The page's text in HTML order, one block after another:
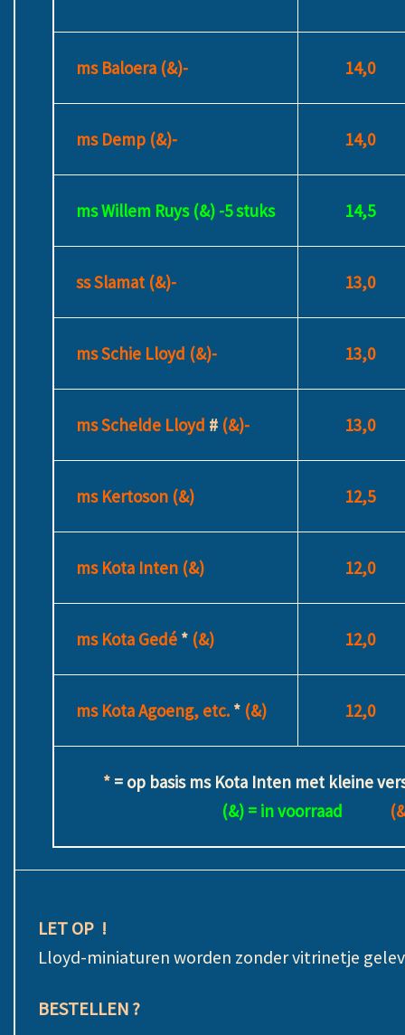
ms Baloera (&)- 14,0
ms Demp (&)- 14,0
ms Willem Ruys (&) -5 stuks 14,5
ss Slamat (&)- 13,0
ms Schie Lloyd (&)- 13,0
ms Schelde Lloyd #(&)- 13,0
ms Kertoson (&) 12,5
ms Kota Inten (&) 12,0
ms Kota Gedé*(&) 12,0
ms Kota Agoeng, etc.*(&) 12,0
* = op basis ms Kota Inten met kleine
(&) = in voorraad
LET OP !
Lloyd-miniaturen worden zonder vitrinetje
BESTELLEN ?